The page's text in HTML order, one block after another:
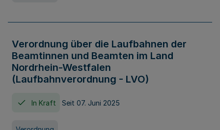
Verordnung über die Laufbahnen der
Beamtinnen und Beamten im Land
Nordrhein-Westfalen
(Laufbahnverordnung - LVO)
In Kraft Seit 07. Juni 2025